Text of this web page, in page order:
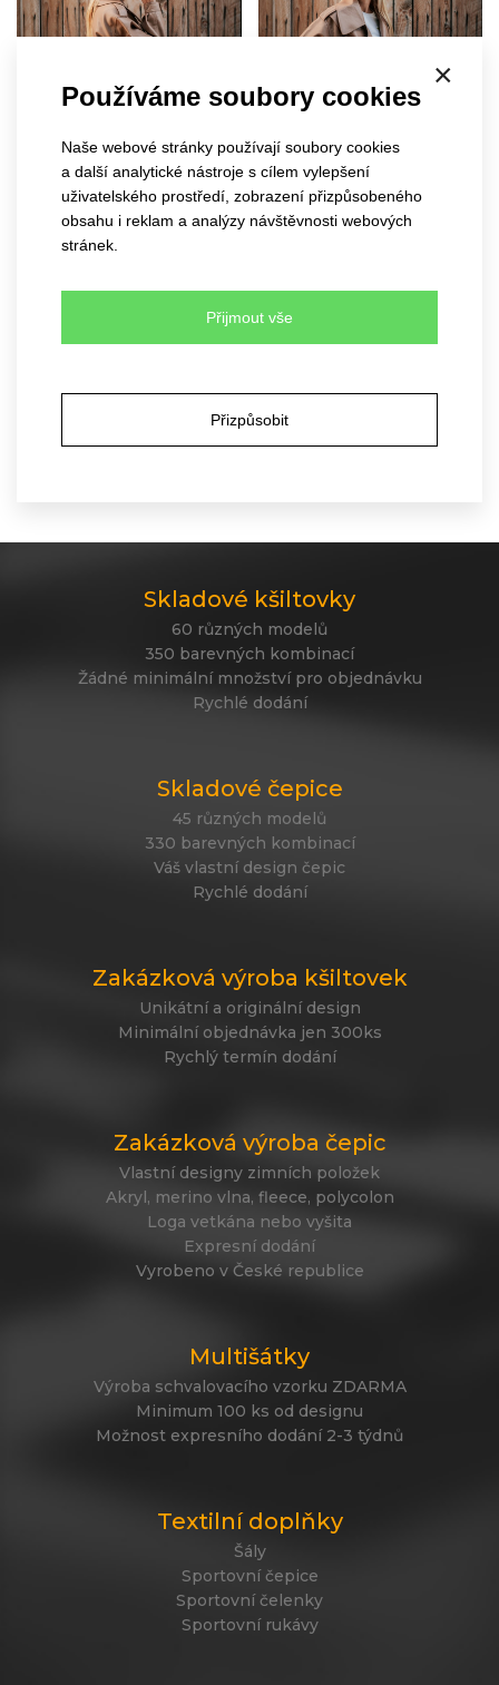
×
Používáme soubory cookies
Naše webové stránky používají soubory cookies
a další analytické nástroje s cílem vylepšení
uživatelského prostředí, zobrazení přizpůsobeného
obsahu i reklam a analýzy návštěvnosti webových
stránek.
Přijmout vše
Přizpůsobit
Skladové kšiltovky
60 různých modelů
350 barevných kombinací
Žádné minimální množství pro objednávku
Rychlé dodání
Skladové čepice
45 různých modelů
330 barevných kombinací
Váš vlastní design čepic
Rychlé dodání
Zakázková výroba kšiltovek
Unikátní a originální design
Minimální objednávka jen 300ks
Rychlý termín dodání
Zakázková výroba čepic
Vlastní designy zimních položek
Akryl, merino vlna, fleece, polycolon
Loga vetkána nebo vyšita
Expresní dodání
Vyrobeno v České republice
Multišátky
Výroba schvalovacího vzorku ZDARMA
Minimum 100 ks od designu
Možnost expresního dodání 2-3 týdnů
Textilní doplňky
Šály
Sportovní čepice
Sportovní čelenky
Sportovní rukávy